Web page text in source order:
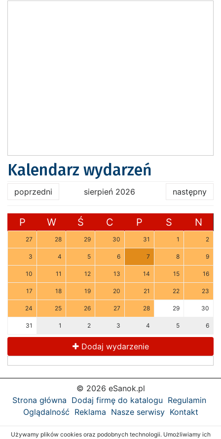
Kalendarz wydarzeń
poprzedni sierpień 2026 następny
P W Ś C P S N
27 28 29 30 31 1 2
3 4 5 6 7 8 9
10 11 12 13 14 15 16
17 18 19 20 21 22 23
24 25 26 27 28 29 30
31 1 2 3 4 5 6
Dodaj wydarzenie
© 2026 eSanok.pl
Strona główna Dodaj firmę do katalogu Regulamin
Oglądalność Reklama Nasze serwisy Kontakt
Używamy plików cookies oraz podobnych technologii. Umożliwiamy ich